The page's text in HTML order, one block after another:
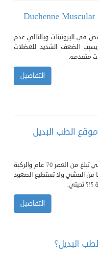
في البروتينات وبالتالي عدم
الضعف الشديد للعضلات
متقدمه.
التفاصيل
الطب البديل
دكتوري العزيز أرجوا الرد علي هذه الإستشارة البسيطة .. أمي تبلغ من العمر 70 عام والركبة
من المشي ولا تستطيع الصعود
؟!؟ تحيتي.
التفاصيل
البديل؟